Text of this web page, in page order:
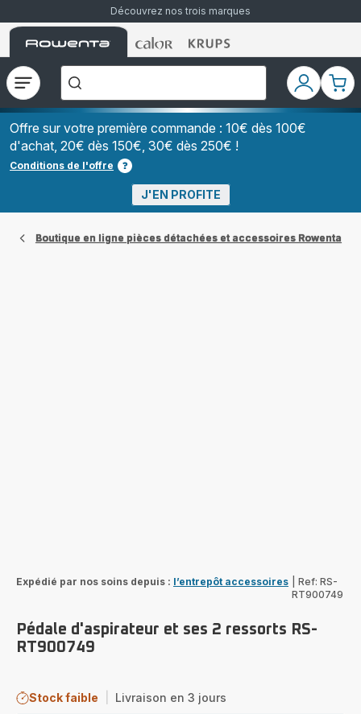
Découvrez nos trois marques
Accueil
Rowenta
Accueil
Rowenta
Accueil
Rowenta
Ouvrir
le
menu
recherchez-
vous
?","Aspirateurs
à
Grains","Centrales
Vapeurs","Sèche
Cheveux"]
Mon
compte
Mon
Offre sur votre première commande : 10€ dès 100€
d'achat, 20€ dès 150€, 30€ dès 250€ !
Conditions de l'offre
J'EN PROFITE
Boutique en ligne pièces détachées et accessoires Rowenta
Expédié par nos soins depuis : l’entrepôt accessoires
Ref: RS-
RT900749
Pédale d'aspirateur et ses 2 ressorts RS-
RT900749
Stock faible Livraison en 3 jours